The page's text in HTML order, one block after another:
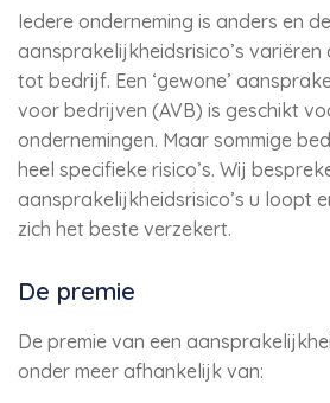
Iedere onderneming is anders en de
aansprakelijkheidsrisico’s
tot bedrijf. Een ‘gewone’
voor bedrijven (AVB) is geschikt
ondernemingen. Maar sommige
heel specifieke risico’s. Wij
aansprakelijkheidsrisico’s u loopt
zich het beste verzekert.
De premie
De premie van een
onder meer afhankelijk van: